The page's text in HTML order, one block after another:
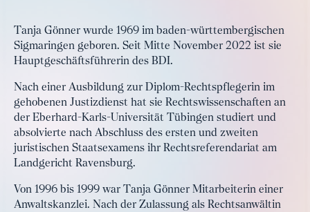
Tanja Gönner wurde 1969 im baden-württembergischen
Sigmaringen geboren. Seit Mitte November 2022 ist sie
Hauptgeschäftsführerin des BDI.
Nach einer Ausbildung zur Diplom-Rechtspflegerin im
gehobenen Justizdienst hat sie Rechtswissenschaften an
der Eberhard-Karls-Universität Tübingen studiert und
absolvierte nach Abschluss des ersten und zweiten
juristischen Staatsexamens ihr Rechtsreferendariat am
Landgericht Ravensburg.
Von 1996 bis 1999 war Tanja Gönner Mitarbeiterin einer
Anwaltskanzlei. Nach der Zulassung als Rechtsanwältin